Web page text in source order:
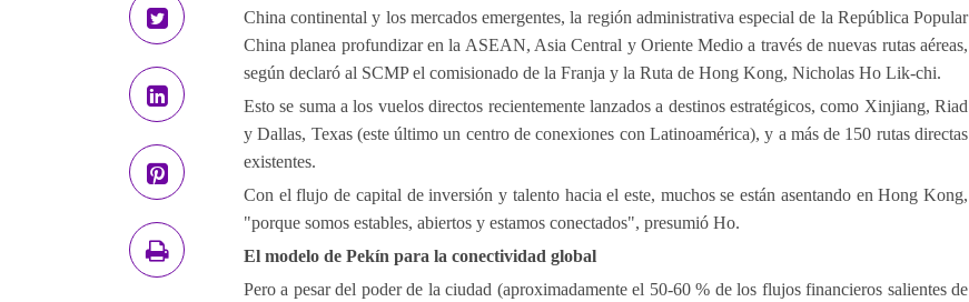
China continental y los mercados emergentes, la región administrativa especial de la República Popular
China planea profundizar en la ASEAN, Asia Central y Oriente Medio a través de nuevas rutas aéreas,
según declaró al SCMP el comisionado de la Franja y la Ruta de Hong Kong, Nicholas Ho Lik-chi.
Esto se suma a los vuelos directos recientemente lanzados a destinos estratégicos, como Xinjiang, Riad
y Dallas, Texas (este último un centro de conexiones con Latinoamérica), y a más de 150 rutas directas
existentes.
Con el flujo de capital de inversión y talento hacia el este, muchos se están asentando en Hong Kong,
"porque somos estables, abiertos y estamos conectados", presumió Ho.
El modelo de Pekín para la conectividad global
Pero a pesar del poder de la ciudad (aproximadamente el 50-60 % de los flujos financieros salientes de